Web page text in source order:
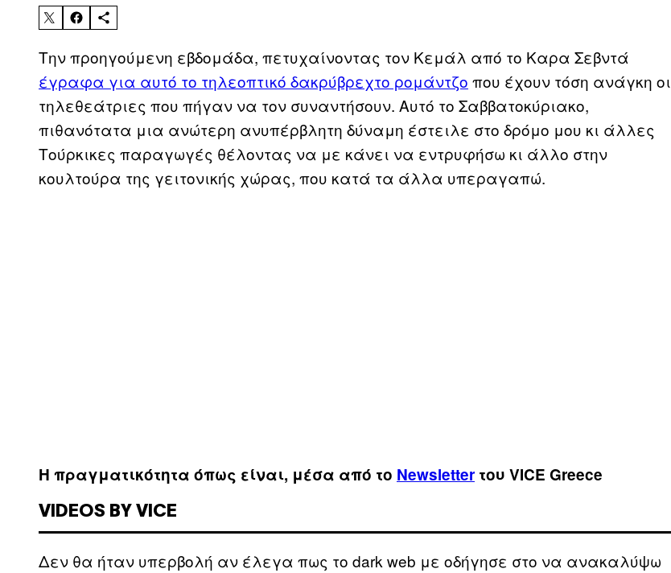
Την προηγούμενη εβδομάδα, πετυχαίνοντας τον Κεμάλ από το Καρα Σεβντά
έγραφα για αυτό το τηλεοπτικό δακρύβρεχτο ρομάντζο που έχουν τόση ανάγκη οι
τηλεθεάτριες που πήγαν να τον συναντήσουν. Αυτό το Σαββατοκύριακο,
πιθανότατα μια ανώτερη ανυπέρβλητη δύναμη έστειλε στο δρόμο μου κι άλλες
Τούρκικες παραγωγές θέλοντας να με κάνει να εντρυφήσω κι άλλο στην
κουλτούρα της γειτονικής χώρας, που κατά τα άλλα υπεραγαπώ.
Η πραγματικότητα όπως είναι, μέσα από το Newsletter του VICE Greece
VIDEOS BY VICE
Δεν θα ήταν υπερβολή αν έλεγα πως το dark web με οδήγησε στο να ανακαλύψω